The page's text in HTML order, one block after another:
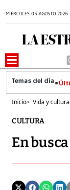
MIÉRCOLES 05 AGOSTO 2026
Inicio> Vida y cultura
CULTURA
En